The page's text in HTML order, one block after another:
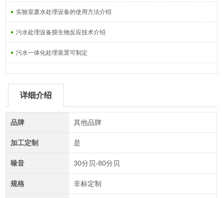
实验室废水处理设备的使用方法介绍
污水处理设备膜生物反应技术介绍
污水一体化处理装置可制定
详细介绍
品牌 其他品牌
加工定制 是
噪音 30分贝-80分贝
规格 非标定制